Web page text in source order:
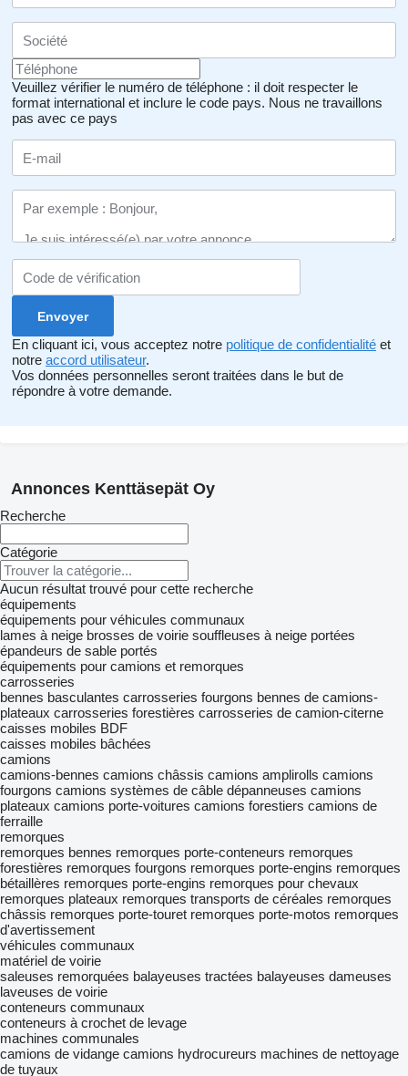
Veuillez vérifier le numéro de téléphone : il doit respecter le
format international et inclure le code pays. Nous ne travaillons
pas avec ce pays
En cliquant ici, vous acceptez notre politique de confidentialité et
notre accord utilisateur.
Vos données personnelles seront traitées dans le but de
répondre à votre demande.
Annonces Kenttäsepät Oy
Recherche
Catégorie
Aucun résultat trouvé pour cette recherche
équipements
équipements pour véhicules communaux
lames à neige brosses de voirie souffleuses à neige portées
épandeurs de sable portés
équipements pour camions et remorques
carrosseries
bennes basculantes carrosseries fourgons bennes de camions-
plateaux carrosseries forestières carrosseries de camion-citerne
caisses mobiles BDF
caisses mobiles bâchées
camions
camions-bennes camions châssis camions amplirolls camions
fourgons camions systèmes de câble dépanneuses camions
plateaux camions porte-voitures camions forestiers camions de
ferraille
remorques
remorques bennes remorques porte-conteneurs remorques
forestières remorques fourgons remorques porte-engins remorques
bétaillères remorques porte-engins remorques pour chevaux
remorques plateaux remorques transports de céréales remorques
châssis remorques porte-touret remorques porte-motos remorques
d'avertissement
véhicules communaux
matériel de voirie
saleuses remorquées balayeuses tractées balayeuses dameuses
laveuses de voirie
conteneurs communaux
conteneurs à crochet de levage
machines communales
camions de vidange camions hydrocureurs machines de nettoyage
de tuyaux